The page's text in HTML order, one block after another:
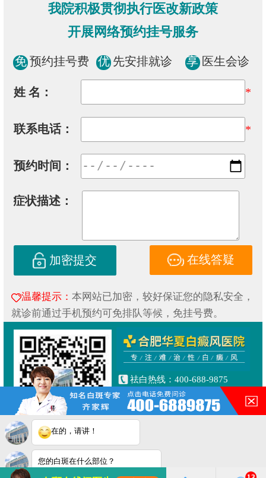
我院积极贯彻执行医改新政策
开展网络预约挂号服务
免 预约挂号费 优 先安排就诊 享 医生会诊
姓 名： *
联系电话： *
预约时间：
症状描述：
加密提交 在线答疑
温馨提示： 本网站已加密，较好保证您的隐私安全，
就诊前通过手机预约可免排队等候，免挂号费。
祛白热线：400-688-9875
健康专线：130-0306-3616
合肥市铜陵路与合裕路交叉口
东北角（天成大厦旁）
Copyright © 2019
皖ICP备16014022号-1
皖公网安备 34010202600853号
在的，请讲！
您的白斑在什么部位？